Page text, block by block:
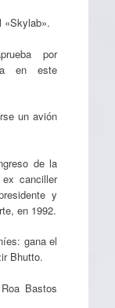
«Skylab».
por
en este
un avión
de la
canciller
y
en 1992.
gana el
Bhutto.
Bastos